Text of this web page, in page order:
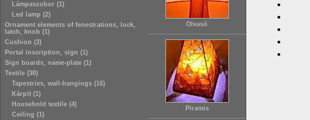
Lámpaszobor (1)
Led lamp (2)
Ornament elements of fenestrations, lock,
latch, knob (1)
Cushion (3)
Portal inscription, sign (1)
Sign boards, name-plate (1)
Textile (30)
Tapestries, wall-hangings (16)
Kárpit (1)
Household textile (4)
Ceiling (1)
Olvasó
Piramis